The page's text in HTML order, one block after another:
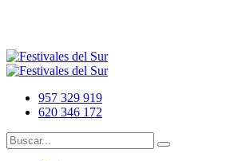
957 329 919
620 346 172